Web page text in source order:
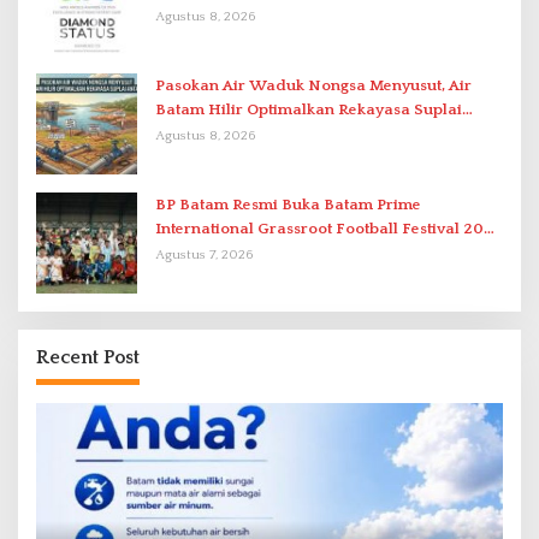
Berstandar Internasional
Agustus 8, 2026
Pasokan Air Waduk Nongsa Menyusut, Air
Batam Hilir Optimalkan Rekayasa Suplai
Antar-IPAM
Agustus 8, 2026
BP Batam Resmi Buka Batam Prime
International Grassroot Football Festival 2026
di Stadion Temenggung Abdul Jamal
Agustus 7, 2026
Recent Post